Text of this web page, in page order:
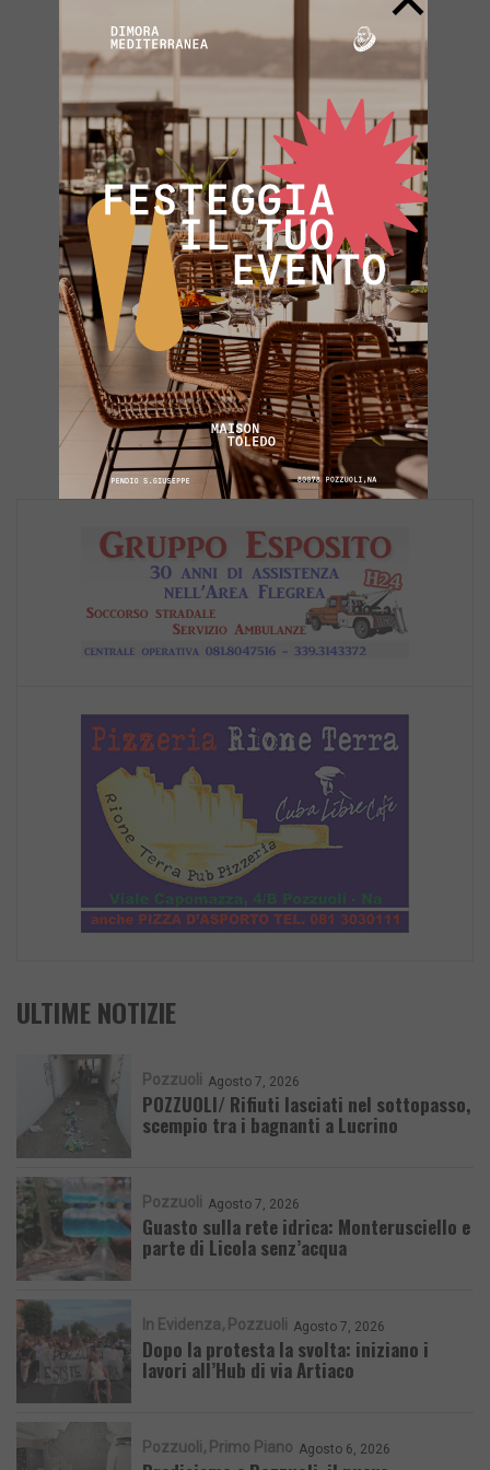
ULTIME NOTIZIE
Pozzuoli Agosto 7, 2026
POZZUOLI/ Rifiuti lasciati nel sottopasso,
scempio tra i bagnanti a Lucrino
Pozzuoli Agosto 7, 2026
Guasto sulla rete idrica: Monterusciello e
parte di Licola senz’acqua
In Evidenza Pozzuoli Agosto 7, 2026
Dopo la protesta la svolta: iniziano i
lavori all’Hub di via Artiaco
Pozzuoli Primo Piano Agosto 6, 2026